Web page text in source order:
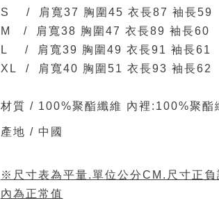
S /
肩寬37 胸圍45 衣長87 袖長59
M / 肩寬38 胸圍47 衣長89 袖長60
L / 肩寬39 胸圍49 衣長91 袖長61
XL / 肩寬40 胸圍51 衣長93 袖長62
材質 / 100%聚酯纖維 內裡:100%聚酯
產地 / 中國
※尺寸表為平量.單位公分CM.尺寸正負
內為正常值